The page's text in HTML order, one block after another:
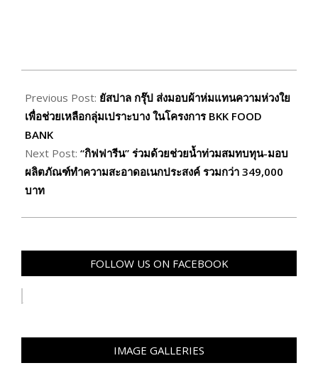
10-
17
Previous Post: ยัสปาล กรุ๊ป ส่งมอบผ้าห่มแทนความห่วงใย
เพื่อช่วยเหลือกลุ่มเปราะบาง ในโครงการ BKK FOOD
BANK
Next Post: “กิฟฟารีน” ร่วมด้วยช่วยน้ำท่วมสมทบทุน-มอบ
ผลิตภัณฑ์ทำความสะอาดอเนกประสงค์ รวมกว่า 349,000
บาท
FOLLOW US ON FACEBOOK
IMAGE GALLERIES